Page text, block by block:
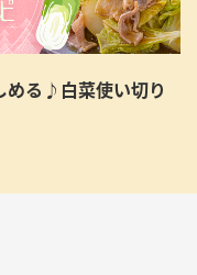
める♪白菜使い切り